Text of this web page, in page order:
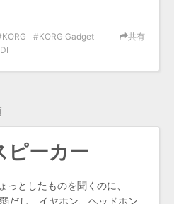
共有
KORG
KORG Gadget
ピーカー
っとしたものを聞くのに、
だし、イヤホン、ヘッドホン